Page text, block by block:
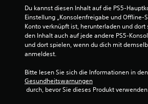
Du kannst diesen Inhalt auf die PS5-
Einstellung „Konsolenfreigabe und Offline-
Konto verknüpft ist, herunterladen und dort
den Inhalt auch auf jede andere PS5-
und dort spielen, wenn du dich mit
anmeldest.
Bitte lesen Sie sich die Informationen in den
Gesundheitswarnungen
durch, bevor Sie dieses Produkt